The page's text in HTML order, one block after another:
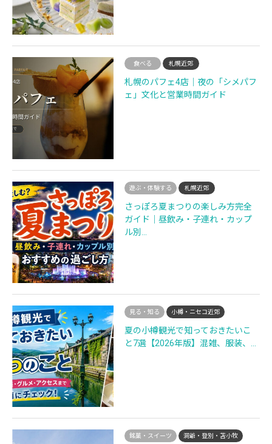
食べる 札幌近郊
札幌のパフェ4店｜夜の「シメパフ
ェ」文化と営業時間ガイド
遊ぶ・体験する 札幌近郊
さっぽろ夏まつりの楽しみ方完全
ガイド｜昼飲み・子連れ・カップ
ル別…
見る・知る 小樽・ニセコ近郊
夏の小樽観光で知っておきたいこ
と7選【2026年版】混雑、服装、…
銘菓・スイーツ 洞爺・登別・苫小牧